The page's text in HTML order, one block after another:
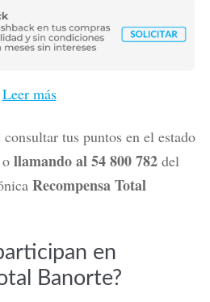
Leer más
tus puntos en el estado
llamando al 54 800 782 del
Recompensa Total
en
Banorte?